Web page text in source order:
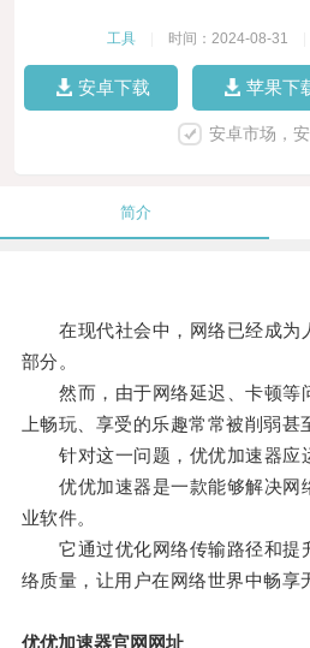
工具 时间：2024-08-31
安卓下载 苹果下
安卓市场，
简介
在现代社会中，网络已经成为
部分。
然而，由于网络延迟、卡顿等
上畅玩、享受的乐趣常常被削弱甚
针对这一问题，优优加速器应
优优加速器是一款能够解决网
业软件。
它通过优化网络传输路径和提
络质量，让用户在网络世界中畅享
优优加速器官网网址